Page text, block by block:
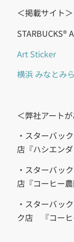
＜掲載サイト
STARBUCKS®
Art Sticker
横浜 みなとみ
＜弊社アート
・スターバッ
店『ハシエン
・スターバッ
店『コーヒー
・スターバッ
ク店 『コーヒ